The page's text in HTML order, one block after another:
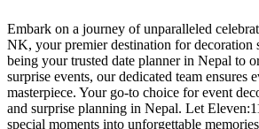
Embark on a journey of unparalleled
NK, your premier destination for decoration
being your trusted date planner in Nepal to
surprise events, our dedicated team ensures
masterpiece. Your go-to choice for event
and surprise planning in Nepal. Let
special moments into unforgettable